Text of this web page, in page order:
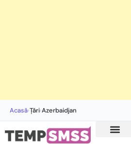
Acasă›Țări›Azerbaidjan